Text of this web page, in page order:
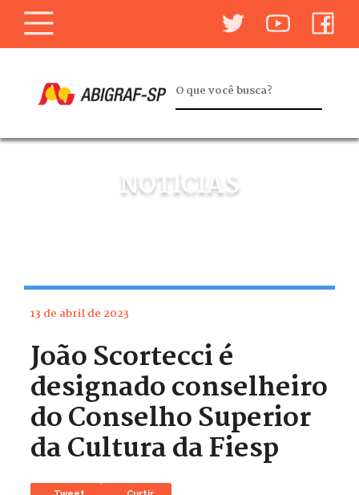
NOTÍCIAS
13 de abril de 2023
João Scortecci é
designado conselheiro
do Conselho Superior
da Cultura da Fiesp